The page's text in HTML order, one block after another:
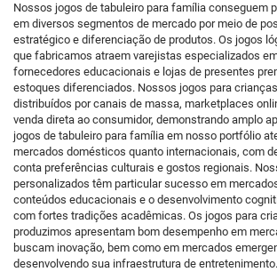
Nossos jogos de tabuleiro para família conseguem
em diversos segmentos de mercado por meio de
estratégico e diferenciação de produtos. Os jogos
que fabricamos atraem varejistas especializados
fornecedores educacionais e lojas de presentes
estoques diferenciados. Nossos jogos para
distribuídos por canais de massa, marketplaces
venda direta ao consumidor, demonstrando amplo
jogos de tabuleiro para família em nosso portfólio
mercados domésticos quanto internacionais, com
conta preferências culturais e gostos regionais.
personalizados têm particular sucesso em
conteúdos educacionais e o desenvolvimento
com fortes tradições acadêmicas. Os jogos para
produzimos apresentam bom desempenho em
buscam inovação, bem como em mercados
desenvolvendo sua infraestrutura de